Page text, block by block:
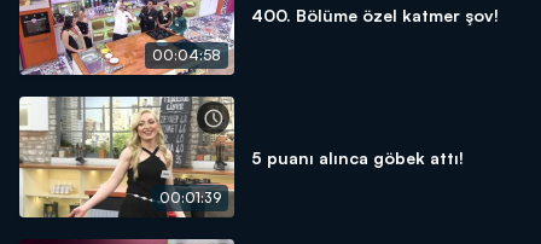
00:04:58
400. Bölüme özel katmer şov!
00:01:39
5 puanı alınca göbek attı!